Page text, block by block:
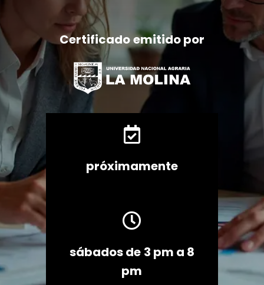
Certificado emitido por

próximamente

sábados de 3 pm a 8
pm